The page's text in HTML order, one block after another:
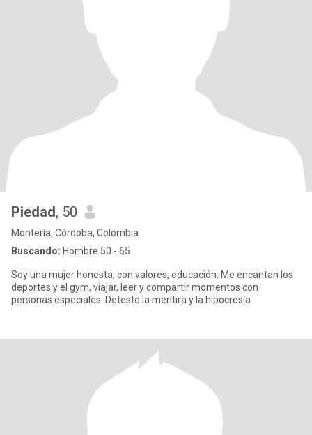
Piedad, 50
Montería, Córdoba, Colombia
Buscando: Hombre 50 - 65
Soy una mujer honesta, con valores, educación. Me encantan los
deportes y el gym, viajar, leer y compartir momentos con
personas especiales. Detesto la mentira y la hipocresía